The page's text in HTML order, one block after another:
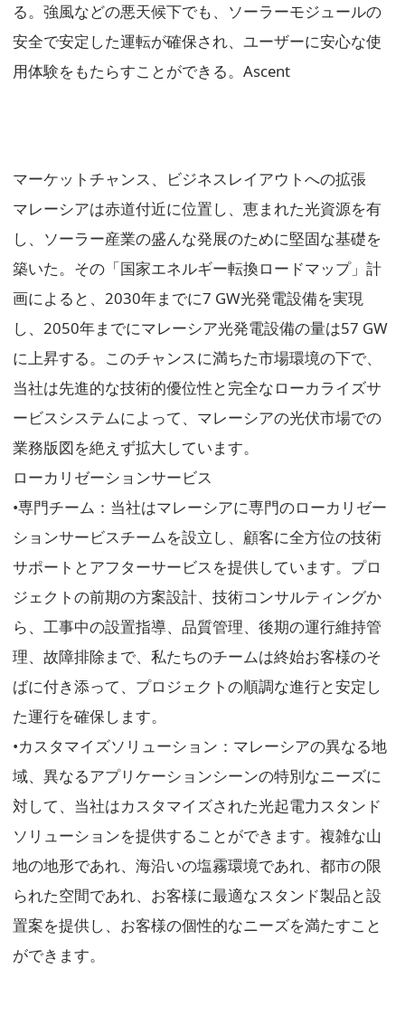
る。強風などの悪天候下でも、ソーラーモジュールの
安全で安定した運転が確保され、ユーザーに安心な使
用体験をもたらすことができる。Ascent
マーケットチャンス、ビジネスレイアウトへの拡張
マレーシアは赤道付近に位置し、恵まれた光資源を有
し、ソーラー産業の盛んな発展のために堅固な基礎を
築いた。その「国家エネルギー転換ロードマップ」計
画によると、2030年までに7 GW光発電設備を実現
し、2050年までにマレーシア光発電設備の量は57 GW
に上昇する。このチャンスに満ちた市場環境の下で、
当社は先進的な技術的優位性と完全なローカライズサ
ービスシステムによって、マレーシアの光伏市場での
業務版図を絶えず拡大しています。
ローカリゼーションサービス
•専門チーム：当社はマレーシアに専門のローカリゼー
ションサービスチームを設立し、顧客に全方位の技術
サポートとアフターサービスを提供しています。プロ
ジェクトの前期の方案設計、技術コンサルティングか
ら、工事中の設置指導、品質管理、後期の運行維持管
理、故障排除まで、私たちのチームは終始お客様のそ
ばに付き添って、プロジェクトの順調な進行と安定し
た運行を確保します。
•カスタマイズソリューション：マレーシアの異なる地
域、異なるアプリケーションシーンの特別なニーズに
対して、当社はカスタマイズされた光起電力スタンド
ソリューションを提供することができます。複雑な山
地の地形であれ、海沿いの塩霧環境であれ、都市の限
られた空間であれ、お客様に最適なスタンド製品と設
置案を提供し、お客様の個性的なニーズを満たすこと
ができます。